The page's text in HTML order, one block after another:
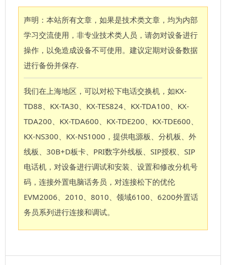
声明：本站所有文章，如果是技术类文章，均为内部
学习交流使用，非专业技术类人员，请勿对设备进行
操作，以免造成设备不可使用。建议定期对设备数据
进行备份并保存.
我们在上海地区，可以对松下电话交换机，如KX-
TD88、KX-TA30、KX-TES824、KX-TDA100、KX-
TDA200、KX-TDA600、KX-TDE200、KX-TDE600、
KX-NS300、KX-NS1000，提供电源板、分机板、外
线板、30B+D板卡、PRI数字外线板、SIP授权、SIP
电话机，对设备进行调试和安装、设置和修改分机号
码，连接外置电脑话务员，对连接松下的优伦
EVM2006、2010、8010、领域6100、6200外置话
务员系列进行连接和调试。